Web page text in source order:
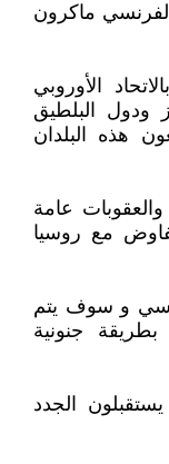
ماكرون
الأوروبي
ودول البلطيق
هذه البلدان
عامة
مع روسيا
و سوف يتم
جنونية
الجدد